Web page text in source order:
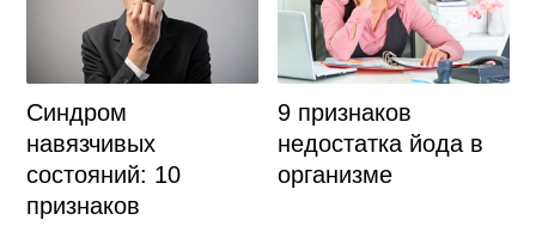
Синдром
навязчивых
состояний: 10
признаков
9 признаков
недостатка йода в
организме